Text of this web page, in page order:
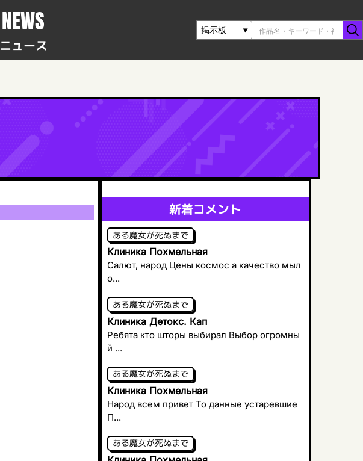
NEWS
ニュース
新着コメント
ある魔女が死ぬまで
Клиника Похмельная
Салют, народ Цены космос а качество мыл
о...
ある魔女が死ぬまで
Клиника Детокс. Кап
Ребята кто шторы выбирал Выбор огромны
й ...
ある魔女が死ぬまで
Клиника Похмельная
Народ всем привет То данные устаревшие
П...
ある魔女が死ぬまで